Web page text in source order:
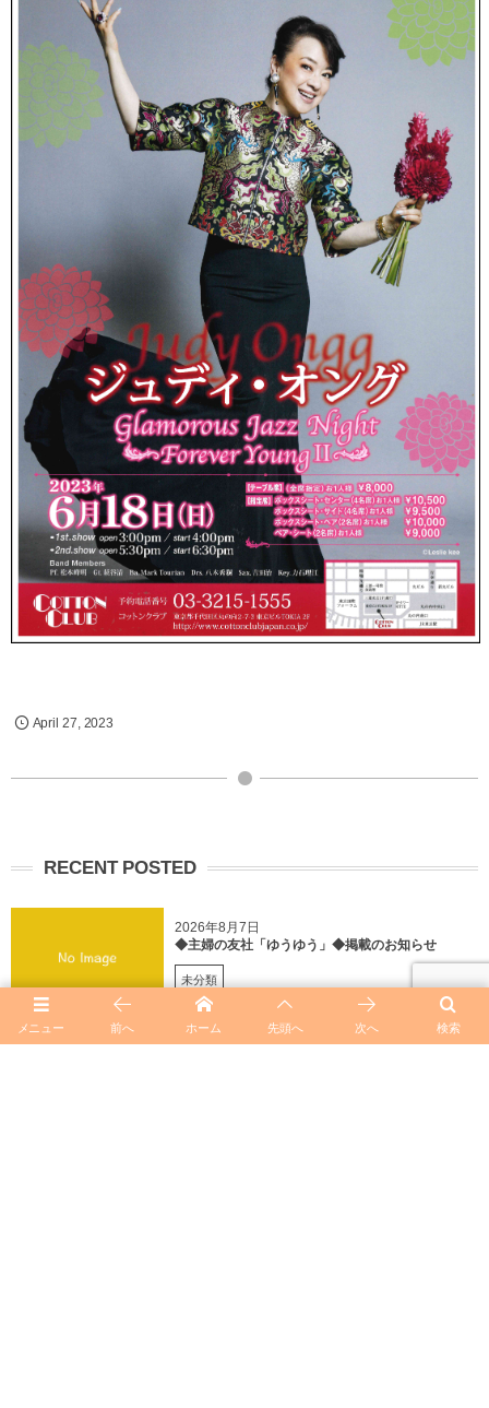
April 27, 2023
RECENT POSTED
2026年8月7日
◆主婦の友社「ゆうゆう」◆掲載のお知らせ
未分類
メニュー 検索
前へ ホーム 先頭へ 次へ